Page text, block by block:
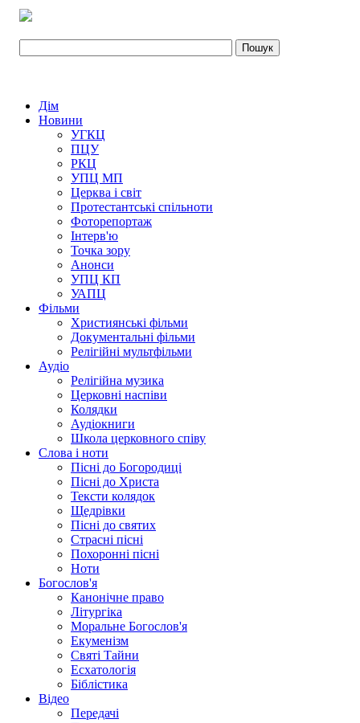
Дім
Новини
УГКЦ
ПЦУ
РКЦ
УПЦ МП
Церква і світ
Протестантські спільноти
Фоторепортаж
Інтерв'ю
Точка зору
Анонси
УПЦ КП
УАПЦ
Фільми
Християнські фільми
Документальні фільми
Релігійні мультфільми
Аудіо
Релігійна музика
Церковні наспіви
Колядки
Аудіокниги
Школа церковного співу
Слова і ноти
Пісні до Богородиці
Пісні до Христа
Тексти колядок
Щедрівки
Пісні до святих
Страсні пісні
Похоронні пісні
Ноти
Богослов'я
Канонічне право
Літургіка
Моральне Богослов'я
Екуменізм
Святі Тайни
Есхатологія
Біблістика
Відео
Передачі